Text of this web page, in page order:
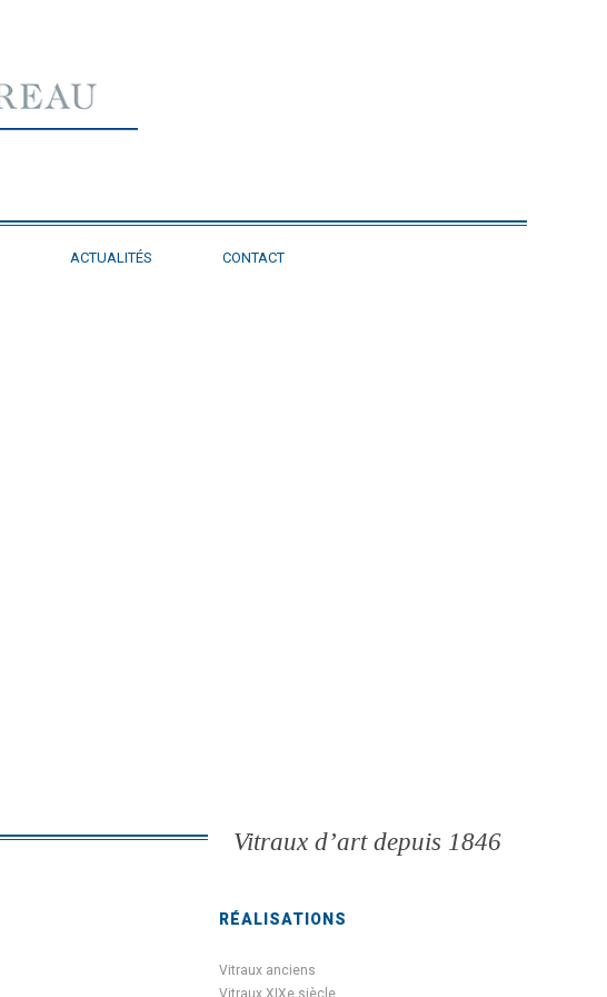
ACTUALITÉS CONTACT
Vitraux d’art depuis 1846
RÉALISATIONS
Vitraux anciens